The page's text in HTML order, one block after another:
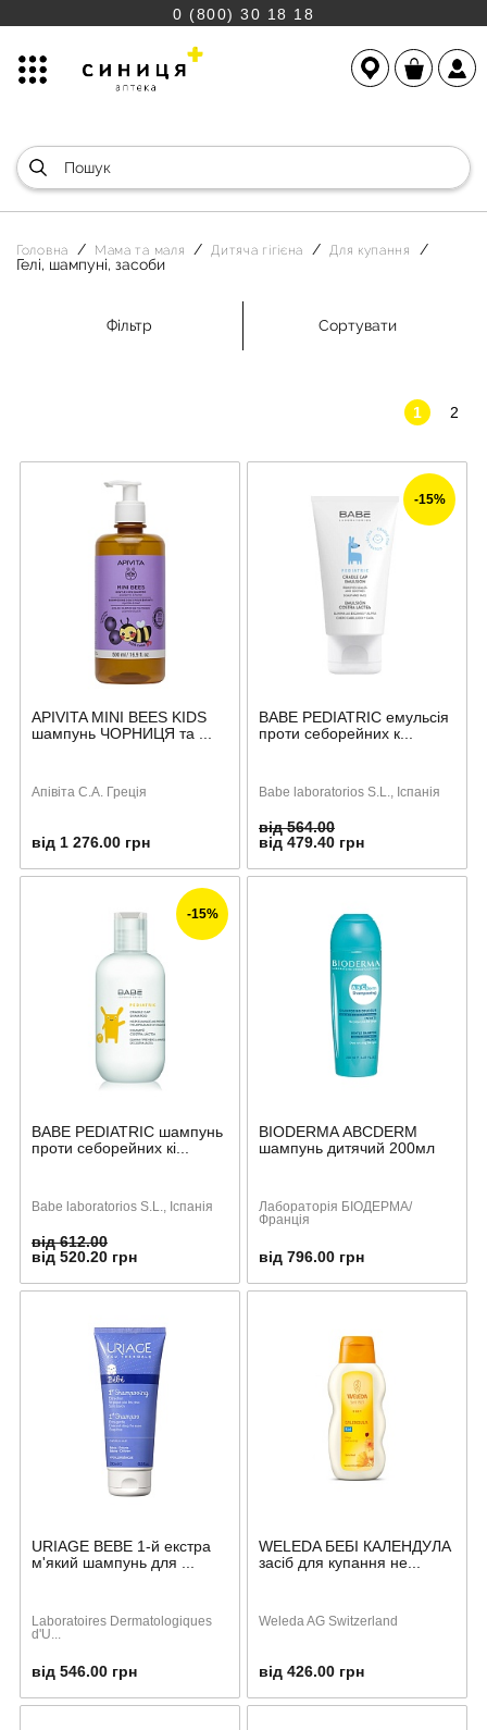
0 (800) 30 18 18
Головна Мама та маля Дитяча гігієна Для купання
Гелі, шампуні, засоби
Фільтр Сортувати
1 2
APIVITA MINI BEES KIDS
шампунь ЧОРНИЦЯ та ...
Апівіта С.А. Греція
від 1 276.00 грн
-15%
BABE PEDIATRIC емульсія
проти себорейних к...
Babe laboratorios S.L., Іспанія
від 564.00
від 479.40 грн
-15%
BABE PEDIATRIC шампунь
проти себорейних кі...
Babe laboratorios S.L., Іспанія
від 612.00
від 520.20 грн
BIODERMA АBCDERM
шампунь дитячий 200мл
Лабораторія БІОДЕРМА/
Франція
від 796.00 грн
URIAGE BEBE 1-й екстра
м'який шампунь для ...
Laboratoires Dermatologiques
d'U...
від 546.00 грн
WELEDA БЕБІ КАЛЕНДУЛА
засіб для купання не...
Weleda AG Switzerland
від 426.00 грн